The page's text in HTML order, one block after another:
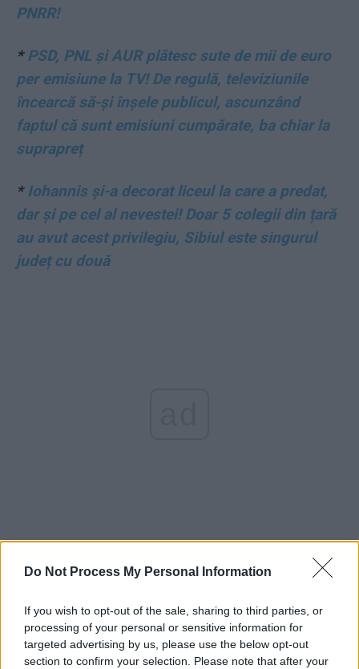
Do Not Process My Personal Information
If you wish to opt-out of the sale, sharing to third parties, or
processing of your personal or sensitive information for
targeted advertising by us, please use the below opt-out
section to confirm your selection. Please note that after your
PNRR!
*PSD, PNL și AUR plătesc sute de mii de euro
per emisiune la TV! De regulă, televiziunile
încearcă să-și înșele publicul, ascunzând
faptul că sunt emisiuni cumpărate, ba chiar la
suprapreț
* Iohannis şi-a decorat liceul la care a predat,
dar și pe cel al nevestei! Doar 5 colegii din țară
au avut acest privilegiu, Sibiul este singurul
județ cu două
EDITORIALE:
GRIGORE CARTIANU:Marș, MăCiucă!
ADRIAN PAPAHAGI:Lipsa de caracter a